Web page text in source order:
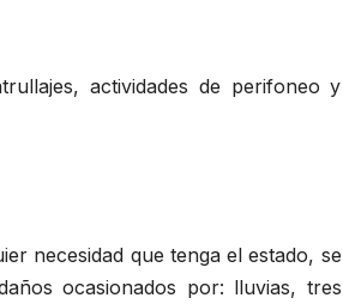
actividades de perifoneo y
necesidad que tenga el estado, se
ocasionados por: lluvias, tres